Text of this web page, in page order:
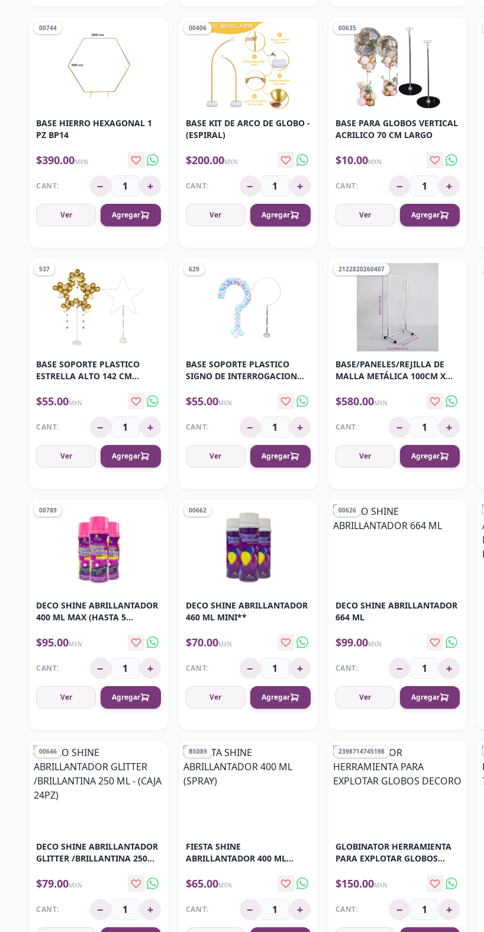
00744
BASE HIERRO HEXAGONAL 1
PZ BP14
$390.00MXN
CANT: − +
Ver Agregar
00406
BASE KIT DE ARCO DE GLOBO -
(ESPIRAL)
$200.00MXN
CANT: − +
Ver Agregar
00635
BASE PARA GLOBOS VERTICAL
ACRILICO 70 CM LARGO
$10.00MXN
CANT: − +
Ver Agregar
537
BASE SOPORTE PLASTICO
ESTRELLA ALTO 142 CM
$55.00MXN
CANT: − +
Ver Agregar
629
BASE SOPORTE PLASTICO
SIGNO DE INTERROGACION
$55.00MXN
CANT: − +
Ver Agregar
2122820260407
BASE/PANELES/REJILLA DE
MALLA METÁLICA 100CM X
$580.00MXN
CANT: − +
Ver Agregar
00789
DECO SHINE ABRILLANTADOR
400 ML MAX (HASTA 5
$95.00MXN
CANT: − +
Ver Agregar
00662
DECO SHINE ABRILLANTADOR
460 ML MINI**
$70.00MXN
CANT: − +
Ver Agregar
00626
DECO SHINE ABRILLANTADOR
664 ML
$99.00MXN
CANT: − +
Ver Agregar
00646
DECO SHINE ABRILLANTADOR
GLITTER /BRILLANTINA 250
$79.00MXN
CANT: − +
BS089
FIESTA SHINE
ABRILLANTADOR 400 ML
$65.00MXN
CANT: − +
2398714745198
GLOBINATOR HERRAMIENTA
PARA EXPLOTAR GLOBOS
$150.00MXN
CANT: − +